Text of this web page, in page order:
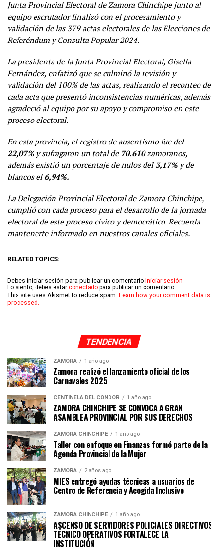
Junta Provincial Electoral de Zamora Chinchipe junto al
equipo escrutador finalizócon el procesamiento y
validación de las 379actas electoralesde las Elecciones de
Referéndum y Consulta Popular 2024.
La presidentade la Junta Provincial Electoral, Gisella
Fernández, enfatizó quese culminó la revisión y
validación del 100% de las actas, realizando el reconteo de
cada acta que presentó inconsistencias numéricas, además
agradeció al equipo por su apoyo y compromisoen este
proceso electoral.
En esta provincia, el registro de ausentismo fue del
22,07%y sufragaron un total de 70.610zamoranos,
además existió un porcentaje de nulos del3,17%y de
blancos el6,94%.
La Delegación Provincial Electoral de Zamora Chinchipe,
cumplió con cada proceso para el desarrollo de la jornada
electoral de este proceso cívico y democrático. Recuerda
mantenerte informado en nuestros canales oficiales.
RELATED TOPICS:
Debes iniciar sesión para publicar un comentario Iniciar sesión
Lo siento, debes estar conectado para publicar un comentario.
This site uses Akismet to reduce spam. Learn how your comment data is
processed.
TENDENCIA
ZAMORA 1 año ago
Zamora realizó el lanzamiento oficial de los
Carnavales 2025
CENTINELA DEL CÓNDOR 1 año ago
ZAMORA CHINCHIPE SE CONVOCA A GRAN
ASAMBLEA PROVINCIAL POR SUS DERECHOS
ZAMORA CHINCHIPE 1 año ago
Taller con enfoque en Finanzas formó parte de la
Agenda Provincial de la Mujer
ZAMORA 2 años ago
MIES entregó ayudas técnicas a usuarios de
Centro de Referencia y Acogida Inclusivo
ZAMORA CHINCHIPE 1 año ago
ASCENSO DE SERVIDORES POLICIALES DIRECTIVOS Y
TÉCNICO OPERATIVOS FORTALECE LA